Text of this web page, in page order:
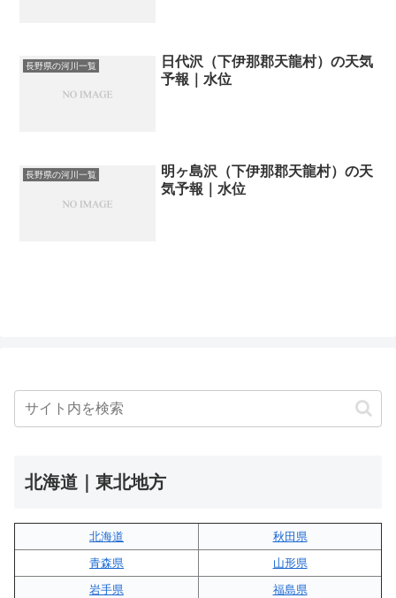
長野県の河川一覧
日代沢（下伊那郡天龍村）の天気
予報｜水位
長野県の河川一覧
明ヶ島沢（下伊那郡天龍村）の天
気予報｜水位
北海道｜東北地方
北海道
秋田県
青森県
山形県
岩手県
福島県